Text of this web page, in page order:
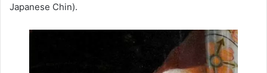
Japanese Chin).